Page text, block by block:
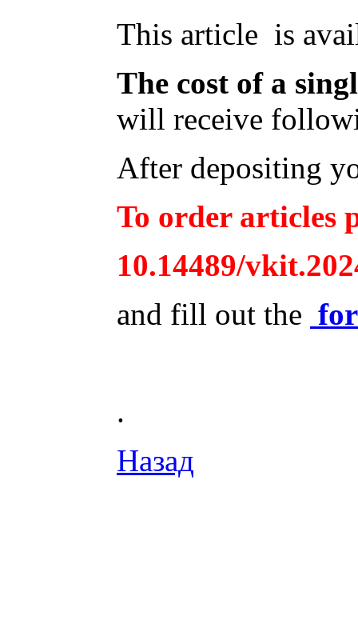
This article is
The cost of a
will receive
After depositing
To order articles
10.14489/
and fill out the
.
Назад